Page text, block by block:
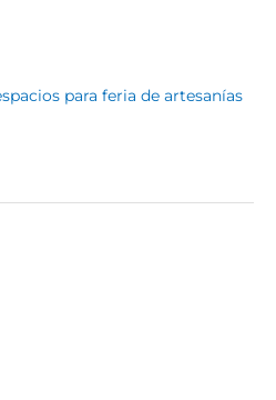
para feria de artesanías